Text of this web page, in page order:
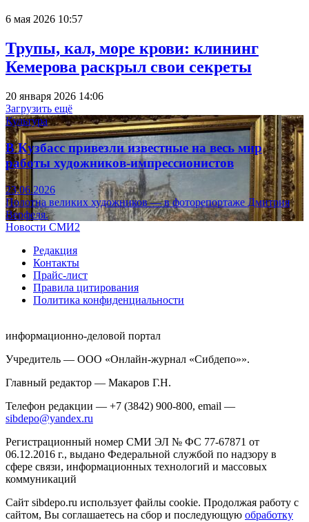
6 мая 2026 10:57
Трупы, кал, море крови: клининг
Кемерова раскрыл свои секреты
20 января 2026 14:06
Загрузить ещё
Культура
В Кузбасс привезли известные на весь мир
работы художников-импрессионистов
23.06.2026
Полотна великих художников — в фоторепортаже Дмитрия
Верфеля.
Новости СМИ2
Редакция
Контакты
Прайс-лист
Правила цитирования
Политика конфиденциальности
информационно-деловой портал
Учредитель — ООО «Онлайн-журнал «Сибдепо»».
Главный редактор — Макаров Г.Н.
Телефон редакции — +7 (3842) 900-800, email —
sibdepo@yandex.ru
Регистрационный номер СМИ ЭЛ № ФС 77-67871 от
06.12.2016 г., выдано Федеральной службой по надзору в
сфере связи, информационных технологий и массовых
коммуникаций
Сайт sibdepo.ru использует файлы cookie. Продолжая работу с
сайтом, Вы соглашаетесь на сбор и последующую обработку